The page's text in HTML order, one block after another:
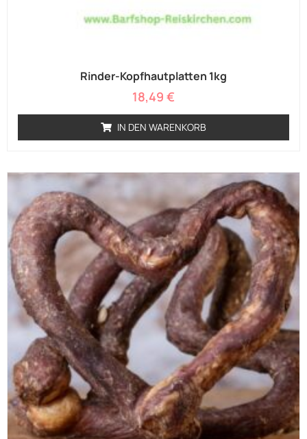
Rinder-Kopfhautplatten 1kg
18,49 €
IN DEN WARENKORB